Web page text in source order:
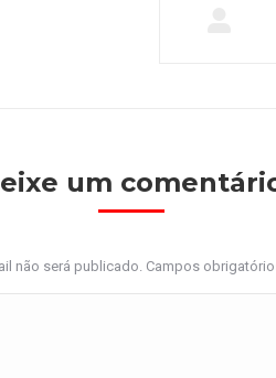
um
não será publicado. Campos